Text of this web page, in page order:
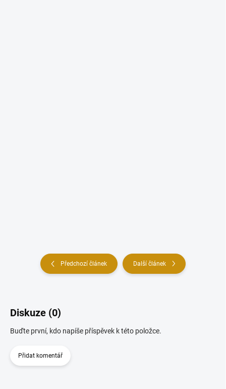
Předchozí článek Další článek
Diskuze (0)
Buďte první, kdo napíše příspěvek k této položce.
Přidat komentář